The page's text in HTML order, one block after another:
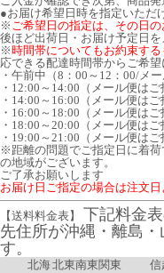
●お届け希望日時を指定いただ
※ ご希望日の指定は、その日
後ほど出荷日・お届け予定日を
※時間帯についてもお約束する
応できる配達時間帯からご希
・午前中（8：00～12：00/メ
・12:00～14:00（メール便はご
・14:00～16:00（メール便はご
・16:00～18:00（メール便はご
・18:00～20:00（メール便はご
・19:00～21:00（メール便はご
※距離の問題でご指定日に着
の地域がございます。
ご了承お願いします
お届け日ご指定の場合は注文
【送料料金表】
下記料金
先住所が沖縄・離島
す。
北海北東南東関東 信